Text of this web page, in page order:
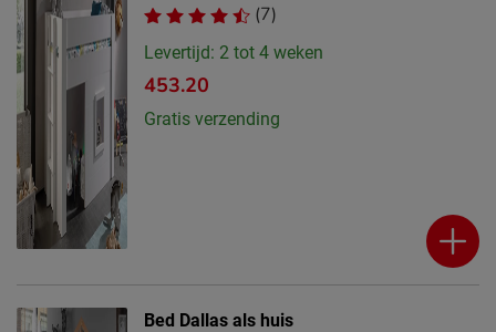
(7)
Levertijd: 2 tot 4 weken
453.20
Gratis verzending
Bed Dallas als huis